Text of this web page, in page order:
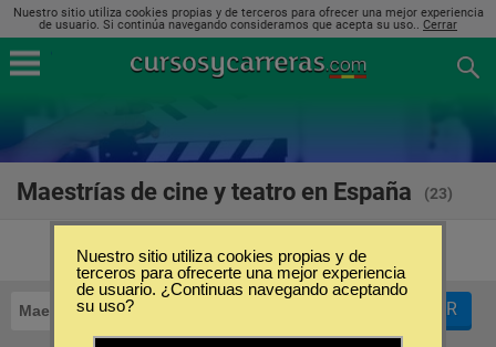
Nuestro sitio utiliza cookies propias y de terceros para ofrecer una mejor experiencia
de usuario. Si continúa navegando consideramos que acepta su uso.. Cerrar
Maestrías de cine y teatro en España (23)
Maestrías FILTRAR
Nuestro sitio utiliza cookies propias y de
terceros para ofrecerte una mejor experiencia
de usuario. ¿Continuas navegando aceptando
su uso?